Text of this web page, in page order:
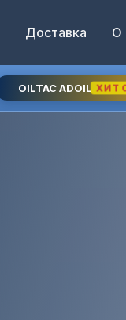
Доставка О
OILTAC ADOIL ХИТ